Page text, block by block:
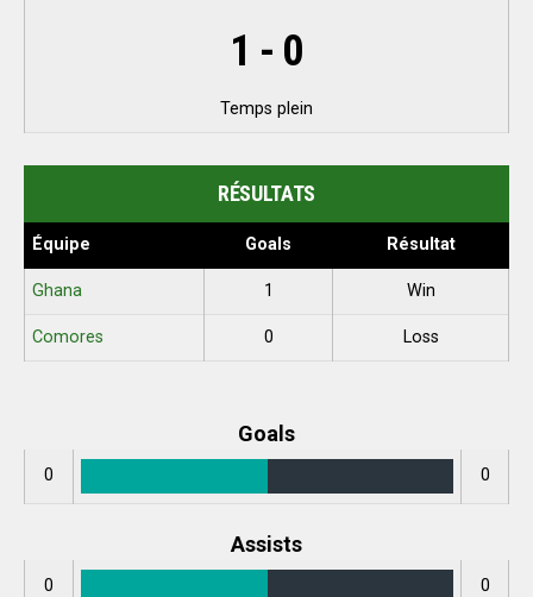
1 - 0
Temps plein
RÉSULTATS
Équipe Goals Résultat
Ghana 1 Win
Comores 0 Loss
Goals
0 0
Assists
0 0